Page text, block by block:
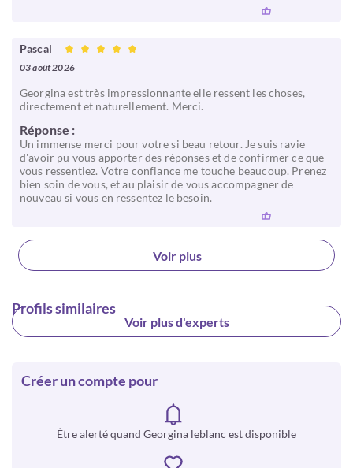
Pascal
03 août 2026
Georgina est très impressionnante elle ressent les choses,
directement et naturellement. Merci.
Réponse :
Un immense merci pour votre si beau retour. Je suis ravie
d'avoir pu vous apporter des réponses et de confirmer ce que
vous ressentiez. Votre confiance me touche beaucoup. Prenez
bien soin de vous, et au plaisir de vous accompagner de
nouveau si vous en ressentez le besoin.
Voir plus
Profils similaires
Voir plus d'experts
Créer un compte pour
Être alerté quand Georgina leblanc est disponible